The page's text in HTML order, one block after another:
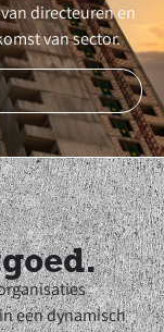
directeuren en
van sector.
een dynamisch